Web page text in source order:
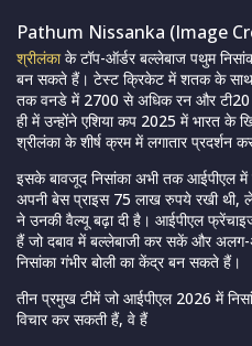
Pathum Nissanka (Image
श्रीलंकाके टॉप-ऑर्डर बल्लेबाज पथुम
बन सकते हैं। टेस्ट क्रिकेट में शतक के साथ
तक वनडे में 2700 से अधिक रन और टी20
ही में उन्होंने एशिया कप 2025 में भारत के
श्रीलंका के शीर्ष क्रम में लगातार प्रदर्शन
इसके बावजूद निसांका अभी तक आईपीएल में
अपनी बेस प्राइस 75 लाख रुपये रखी थी,
ने उनकी वैल्यू बढ़ा दी है। आईपीएल
हैं जो दबाव में बल्लेबाजी कर सकें और
निसांका गंभीर बोली का केंद्र बन सकते हैं।
तीन प्रमुख टीमें जो आईपीएल 2026 में
विचार कर सकती हैं, वे हैं